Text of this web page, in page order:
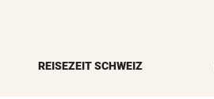
REISEZEIT SCHWEIZ